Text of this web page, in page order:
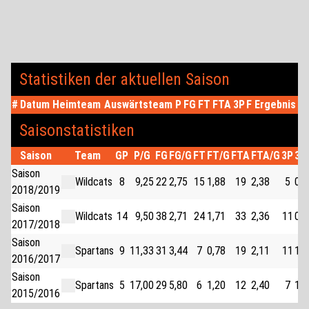
Statistiken der aktuellen Saison
# Datum Heimteam Auswärtsteam P FG FT FTA 3PF Ergebnis
Saisonstatistiken
Saison Team GP P/G FG FG/G FT FT/G FTA FTA/G 3P
Saison
2018/2019
Wildcats 8 9,25 22 2,75 15 1,88 19 2,38 5
Saison
2017/2018
Wildcats 14 9,5038 2,71 24 1,71 33 2,36 11
Saison
2016/2017
Spartans 9 11,33 31 3,44 7 0,78 19 2,11 11
Saison
2015/2016
Spartans 5 17,0029 5,80 6 1,20 12 2,40 7